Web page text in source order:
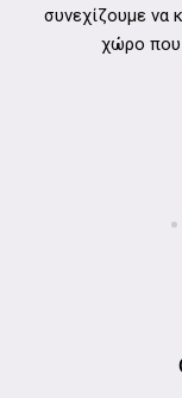
συνεχίζουμε να
χώρο που